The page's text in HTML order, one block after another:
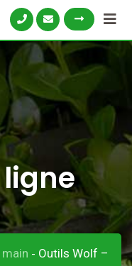
- Outils Wolf –